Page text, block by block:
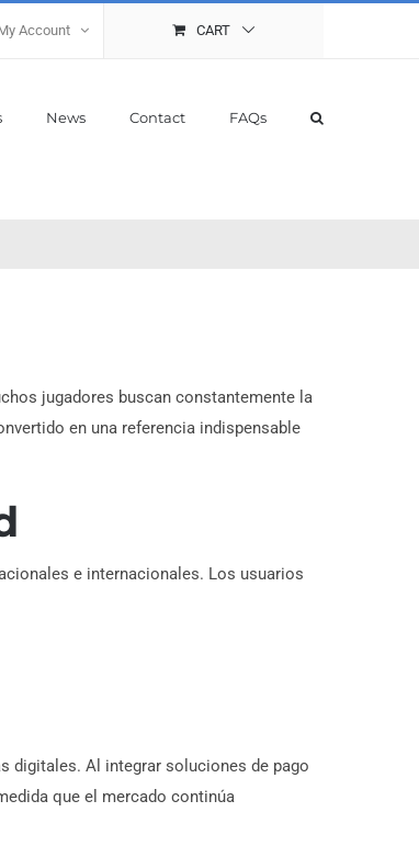
Account CART
News Contact FAQs
jugadores buscan constantemente la
en una referencia indispensable
e internacionales. Los usuarios
digitales. Al integrar soluciones de pago
que el mercado continúa